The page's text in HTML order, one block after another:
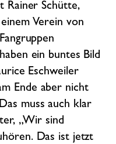
Rainer Schütte,
Verein von
ein buntes Bild
Eschweiler
Ende aber nicht
muss auch klar
„Wir sind
Das ist jetzt